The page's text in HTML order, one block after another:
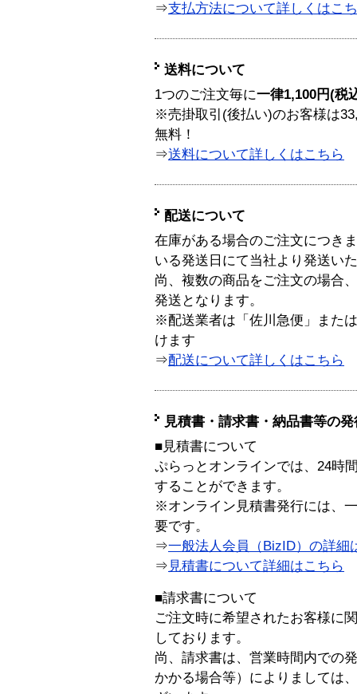
⇒支払方法について詳しくはこ
送料について
1つのご注文毎に一律1,100円(税
※売掛取引(後払い)のお客様は
無料！
⇒送料について詳しくはこちら
配送について
在庫がある場合のご注文につき
いる発送日にて当社より発送い
尚、複数の商品をご注文の場合
発送となります。
※配送業者は「佐川急便」また
けます
⇒配送について詳しくはこちら
見積書・請求書・納品書等の
■見積書について
ぷらっとオンラインでは、24時
することができます。
※オンライン見積書発行には、
要です。
⇒一般法人会員（BizID）の詳細
⇒ 見積書について詳細はこちら
■請求書について
ご注文時に希望されたお客様に
しております。
尚、請求書は、営業時間内での
かかる場合等）によりましては